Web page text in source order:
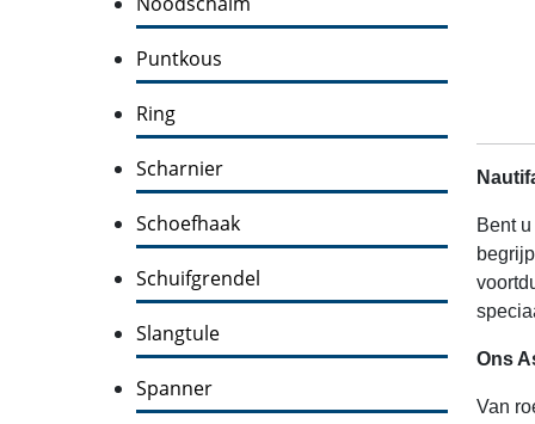
Puntkous
Ring
Scharnier
Schoefhaak
Schuifgrendel
Slangtule
Spanner
Bent
Ons
Van